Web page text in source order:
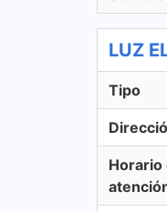
LUZ
Tipo
Horario